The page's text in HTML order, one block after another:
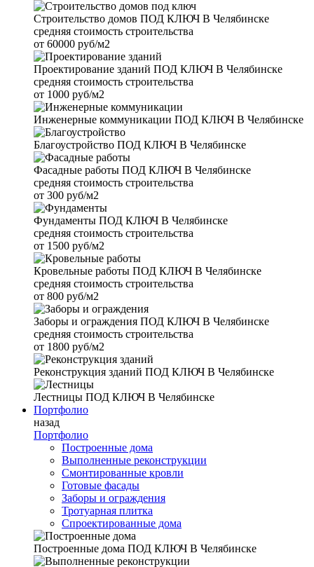
Строительство домов ПОД КЛЮЧ В Челябинске
средняя стоимость строительства
от 60000 руб/м2
Проектирование зданий ПОД КЛЮЧ В Челябинске
средняя стоимость строительства
от 1000 руб/м2
Инженерные коммуникации ПОД КЛЮЧ В Челябинске
Благоустройство ПОД КЛЮЧ В Челябинске
Фасадные работы ПОД КЛЮЧ В Челябинске
средняя стоимость строительства
от 300 руб/м2
Фундаменты ПОД КЛЮЧ В Челябинске
средняя стоимость строительства
от 1500 руб/м2
Кровельные работы ПОД КЛЮЧ В Челябинске
средняя стоимость строительства
от 800 руб/м2
Заборы и ограждения ПОД КЛЮЧ В Челябинске
средняя стоимость строительства
от 1800 руб/м2
Реконструкция зданий ПОД КЛЮЧ В Челябинске
Лестницы ПОД КЛЮЧ В Челябинске
Портфолио
назад
Портфолио
Построенные дома
Выполненные реконструкции
Смонтированные кровли
Готовые фасады
Заборы и ограждения
Тротуарная плитка
Спроектированные дома
Построенные дома ПОД КЛЮЧ В Челябинске